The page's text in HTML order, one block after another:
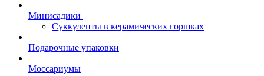
Минисадики
Суккуленты в керамических горшках
Подарочные упаковки
Моссариумы